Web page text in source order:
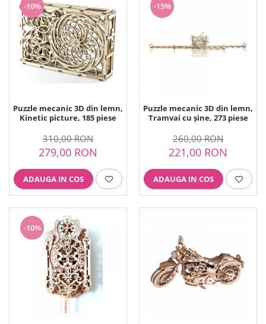
-10%
Puzzle mecanic 3D din lemn,
Kinetic picture, 185 piese
310,00 RON
279,00 RON
ADAUGA IN COS
-15%
Puzzle mecanic 3D din lemn,
Tramvai cu șine, 273 piese
260,00 RON
221,00 RON
ADAUGA IN COS
-10%